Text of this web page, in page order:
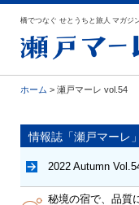
橋でつなぐ せとうちと旅人 マガジ
ホーム > 瀬戸マーレ vol.54
情報誌「瀬戸マーレ」
2022 Autumn
秘境の宿で、品質